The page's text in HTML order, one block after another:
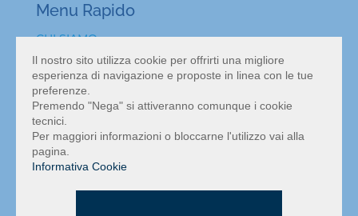
Menu Rapido
CHI SIAMO
BACHECA ANNUNCI
ATTIVITA’ IN VENDITA A BOLOGNA
VALUTAZIONE ATTIVITÀ COMMERCIALE BOLOGNA
NEWS
CONTATTI
MAPPA DEL SITO
INFORMATIVA PRIVACY
Il nostro sito utilizza cookie per offrirti una migliore
esperienza di navigazione e proposte in linea con le tue
preferenze.
Premendo "Nega" si attiveranno comunque i cookie
tecnici.
Per maggiori informazioni o bloccarne l'utilizzo vai alla
pagina.
Informativa Cookie